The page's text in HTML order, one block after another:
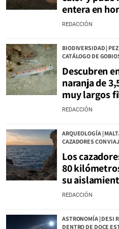
entera en
REDACCIÓN
BIODIVERSIDAD |
CATÁLOGO DE
Descubren
naranja de
muy largos
REDACCIÓN
ARQUEOLOGÍA |
CAZADORES CON
Los
80
su
REDACCIÓN
ASTRONOMÍA | DESI
DENTRO DE DOCE